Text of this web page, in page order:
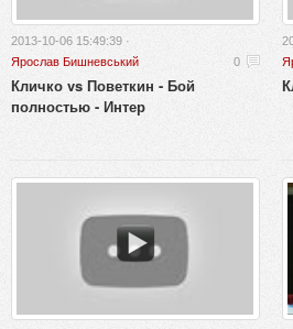
2013-10-06 15:49:39 ·
Ярослав Бишневський
0
Кличко vs Поветкин - Бой
полностью - Интер